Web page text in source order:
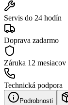
Servis do 24 hodín
Doprava zadarmo
Záruka 12 mesiacov
Technická podpora
Podrobnosti